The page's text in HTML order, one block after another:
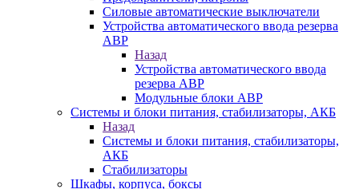
Силовые автоматические выключатели
Устройства автоматического ввода резерва
АВР
Назад
Устройства автоматического ввода
резерва АВР
Модульные блоки АВР
Системы и блоки питания, стабилизаторы, АКБ
Назад
Системы и блоки питания, стабилизаторы,
АКБ
Стабилизаторы
Шкафы, корпуса, боксы